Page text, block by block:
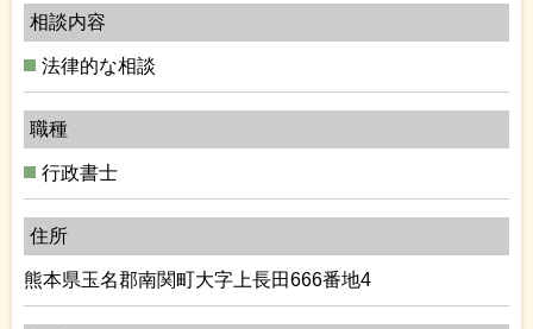
相談内容
法律的な相談
職種
行政書士
住所
熊本県玉名郡南関町大字上長田666番地4